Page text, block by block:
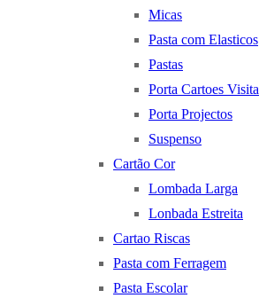
Micas
Pasta com Elasticos
Pastas
Porta Cartoes Visita
Porta Projectos
Suspenso
Cartão Cor
Lombada Larga
Lonbada Estreita
Cartao Riscas
Pasta com Ferragem
Pasta Escolar